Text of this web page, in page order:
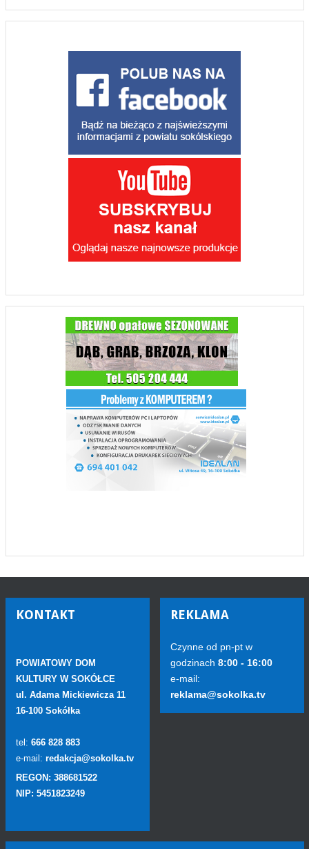
KONTAKT
POWIATOWY DOM
KULTURY W SOKÓŁCE
ul. Adama Mickiewicza 11
16-100 Sokółka
tel: 666 828 883
e-mail: redakcja@sokolka.tv
REGON: 388681522
NIP: 5451823249
REKLAMA
Czynne od pn-pt w
godzinach 8:00 - 16:00
e-mail:
reklama@sokolka.tv